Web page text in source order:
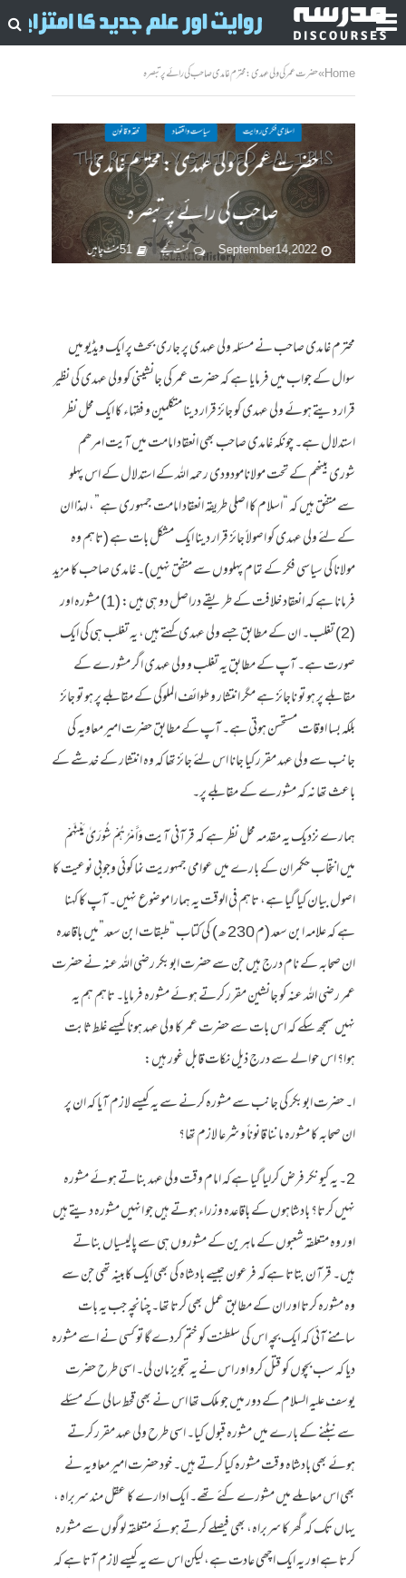
Home
»حضرت عمر کی ولی عہدی : محترم غامدی صاحب کی رائے پر تبصرہ
اسلامی فکری روایت سیاست واقتصاد فقہ وقانون
حضرت عمر کی ولی عہدی : محترم غامدی
صاحب کی رائے پر تبصرہ
September 14, 2022 کمنت کیجے 51 منٹ چاہیں
محترم غامدی صاحب نے مسئلہ ولی عہدی پر جاری بحث پر ایک ویڈیو میں
سوال کے جواب میں فرمایا ہے کہ حضرت عمر کی جانشینی کو ولی عہدی کی نظیر
قرار دیتے ہوئے ولی عہدی کو جائز قرار دینا متکلمین و فقہاء کا ایک محل نظر
استدلال ہے۔ چونکہ غامدی صاحب بھی انعقاد امامت میں آیت امرھم
شوری بینھم کے تحت مولانامودودی رحمہ اللہ کے استدلال کے اس پہلو
سے متفق ہیں کہ “اسلام کا اصلی طریقہ انعقاد امامت جمہوری ہے”، لہذا ان
کے لئے ولی عہدی کو اصولاً جائز قرار دینا ایک مشکل بات ہے (تاہم وہ
مولانا کی سیاسی فکر کے تمام پہلووں سے متفق نہیں)۔ غامدی صاحب کا مزید
فرمانا ہے کہ انعقاد خلافت کے طریقے دراصل دو ہی ہیں: (1) مشورہ اور
(2) تغلب۔ ان کے مطابق جسے ولی عہدی کہتے ہیں، یہ تغلب ہی کی ایک
صورت ہے۔ آپ کے مطابق یہ تغلب و ولی عہدی اگر مشورے کے
مقابلے پر ہو تو ناجائز ہے مگر انتشار و طوائف الملوکی کے مقابلے پر ہو تو جائز
بلکہ بسا اوقات مستحسن ہوتی ہے۔ آپ کے مطابق حضرت امیر معاویہ کی
جانب سے ولی عہد مقرر کیا جانا اس لئے جائز تھا کہ وہ انتشار کے خدشے کے
باعث تھا نہ کہ مشورے کے مقابلے پر۔
ہمارے نزدیک یہ مقدمہ محل نظر ہے کہ قرآنی آیت وَأَمْرُهُمْ شُورَىٰ بَيْنَهُمْ
میں انتخاب حکمران کے بارے میں عوامی جمہوریت نما کوئی وجوبی نوعیت کا
اصول بیان کیا گیا ہے، تاہم فی الوقت یہ ہمارا موضوع نہیں۔ آپ کا کہنا
ہے کہ علامہ ابن سعد (م 230 ھ ) کی کتاب “طبقات ابن سعد”میں باقاعدہ
ان صحابہ کے نام درج ہیں جن سے حضرت ابوبکر رضی اللہ عنہ نے حضرت
عمر رضی اللہ عنہ کو جانشین مقرر کرتے ہوئے مشورہ فرمایا۔ تاہم ہم یہ
نہیں سمجھ سکے کہ اس بات سے حضرت عمر کا ولی عہد ہونا کیسے غلط ثابت
ہوا؟ اس حوالے سے درج ذیل نکات قابل غور ہیں:
ا۔ حضرت ابوبکر کی جانب سے مشورہ کرنے سے یہ کیسے لازم آیا کہ ان پر
ان صحابہ کا مشورہ ماننا قانوناً و شرعا لازم تھا؟
2۔ یہ کیونکر فرض کرلیا گیا ہےکہ امام وقت ولی عہد بناتے ہوئے مشورہ
نہیں کرتا؟ بادشاہوں کے باقاعدہ وزراء ہوتے ہیں جو انہیں مشورہ دیتے ہیں
اور وہ متعلقہ شعبوں کے ماہرین کے مشوروں ہی سے پالیسیاں بناتے
ہیں۔ قرآن بتاتا ہےکہ فرعون جیسے بادشاہ کی بھی ایک کابینہ تھی جن سے
وہ مشورہ کرتا اور ان کے مطابق عمل بھی کرتا تھا۔ چنانچہ جب یہ بات
سامنے آئی کہ ایک بچہ اس کی سلطنت کو ختم کردے گا تو کسی نے اسے مشورہ
دیا کہ سب بچوں کو قتل کرو اور اس نے یہ تجویز مان لی۔ اسی طرح حضرت
یوسف علیہ السلام کے دور میں جو ملک تھا اس نے بھی قحط سالی کے مسئلے
سے نبٹنے کے بارے میں مشورہ قبول کیا۔ اسی طرح ولی عہد مقرر کرتے
ہوئے بھی بادشاہ وقت مشورہ کیا کرتے ہیں۔ خود حضرت امیر معاویہ نے
بھی اس معاملے میں مشورے کئے تھے۔ ایک ادارے کا عقل مند سربراہ ،
یہاں تک کہ گھر کا سربراہ، بھی فیصلے کرتے ہوئے متعلقہ لوگوں سے مشورہ
کرتا ہے اور یہ ایک اچھی عادت ہے، لیکن اس سے یہ کیسے لازم آتا ہے کہ